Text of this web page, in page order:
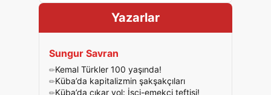
Yazarlar
Sungur Savran
Kemal Türkler 100 yaşında!
Küba’da kapitalizmin şakşakçıları
Küba’da çıkar yol: İşçi-emekçi teftişi!